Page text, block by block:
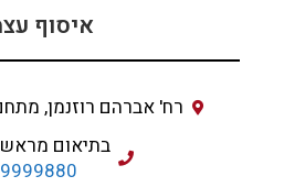
איסוף
רח' אברהם רוזנמן,
בתיאום מראש